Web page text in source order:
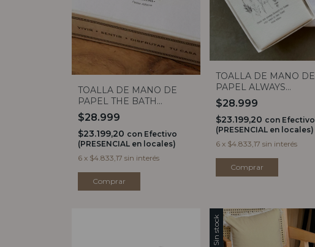
TOALLA DE MANO DE
PAPEL THE BATH
AFFAIRE X20
$28.999
$23.199,20 con Efectivo
(PRESENCIAL en locales)
6 x $4.833,17 sin interés
TOALLA DE MANO DE
PAPEL ALWAYS
FLOWERS X20
$28.999
$23.199,20 con Efectivo
(PRESENCIAL en locales)
6 x $4.833,17 sin interés
Sin stock